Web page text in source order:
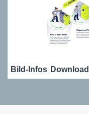
Bild-Infos Download